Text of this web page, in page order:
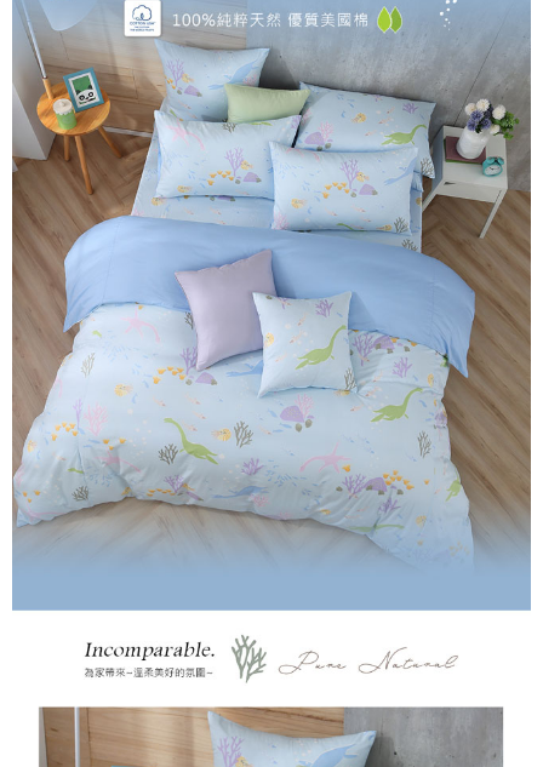
【注意事項】
１．透過由恩沛科技股份有限公司提供之「AFTEE先享後付」服務完成之交
易，需依本服務之必要範圍內提供個人資料，並將交易相關給付款項請求債
權轉讓予恩沛科技股份有限公司。
２．關於個人資料處理事宜，請瀏覽以下網址：
https://aftee.tw/terms/#terms3
３．未成年的使用者請事先徵得法定代理人或監護人之同意方可使用
「AFTEE先享後付」，若未經同意申辦者引起之損失，本公司不負相關責
４．使用「AFTEE先享後付」時，將依據個別帳號之用戶狀況，依本公司即
時審查核予不同之上限額度；若仍有額度不足之情形，本公司將視審查結果
請求用戶進行身份認證。
５．嚴禁一人註冊多個帳號或使用他人資訊註冊。若發現惡意使用之情形，
恩沛科技股份有限公司將有權停止該用戶之使用額度並採取法律行動。
宅配
每筆NT$100，滿NT$499(含以上)免運費
離島宅配
每筆NT$100，滿NT$499(含以上)免運費